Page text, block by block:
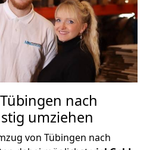
nach
umziehen
von Tübingen nach